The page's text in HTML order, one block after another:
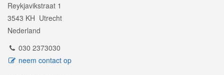
Reykjavikstraat 1
3543 KH Utrecht
Nederland
030 2373030
neem contact op